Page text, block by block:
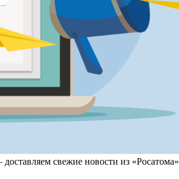
доставляем свежие новости из